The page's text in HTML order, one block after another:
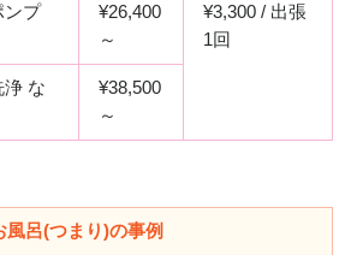
¥3,300 / 出張
1回
ンプ
¥26,400
～
浄 な
¥38,500
～
風呂(つまり)の事例